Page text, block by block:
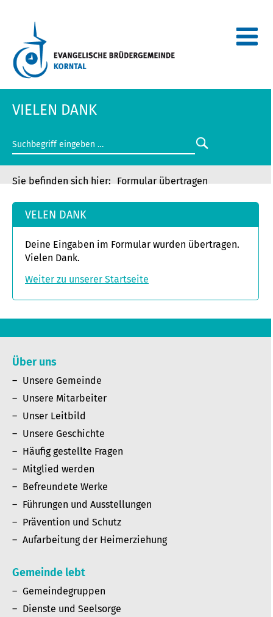
VIELEN DANK
Formular übertragen
VELEN DANK
Deine Eingaben im Formular wurden übertragen.
Vielen Dank.
Weiter zu unserer Startseite
Über uns
Unsere Gemeinde
Unsere Mitarbeiter
Unser Leitbild
Unsere Geschichte
Häufig gestellte Fragen
Mitglied werden
Befreundete Werke
Führungen und Ausstellungen
Prävention und Schutz
Aufarbeitung der Heimerziehung
Gemeinde lebt
Gemeindegruppen
Dienste und Seelsorge